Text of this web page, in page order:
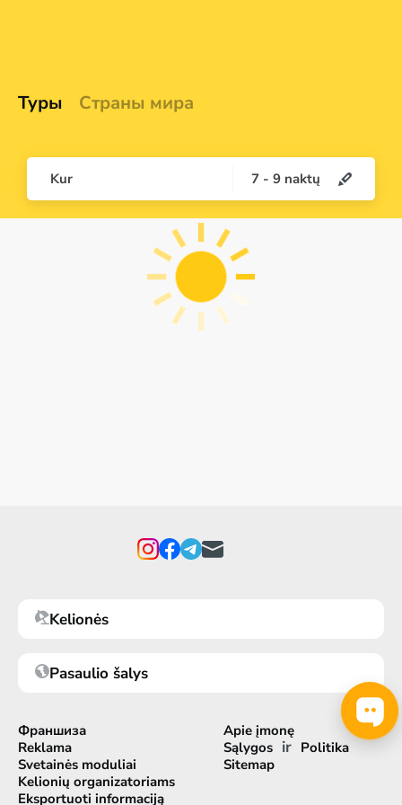
Туры Страны мира
Kur 7 - 9 naktų
Kelionės
Pasaulio šalys
Франшиза
Reklama
Svetainės moduliai
Kelionių organizatoriams
Eksportuoti informaciją
Apie įmonę
Sąlygos ir Politika
Sitemap